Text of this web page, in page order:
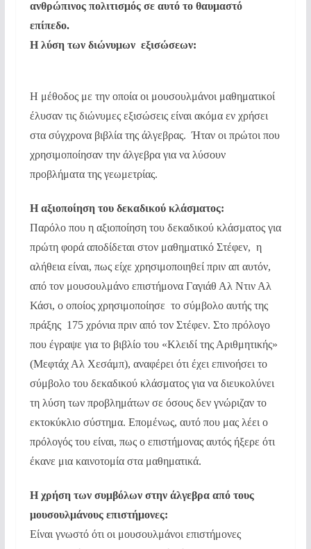
ανθρώπινος πολιτισμός σε αυτό το θαυμαστό
επίπεδο.
Η λύση των διώνυμων εξισώσεων:
Η μέθοδος με την οποία οι μουσουλμάνοι μαθηματικοί
έλυσαν τις διώνυμες εξισώσεις είναι ακόμα εν χρήσει
στα σύγχρονα βιβλία της άλγεβρας. Ήταν οι πρώτοι που
χρησιμοποίησαν την άλγεβρα για να λύσουν
προβλήματα της γεωμετρίας.
Η αξιοποίηση του δεκαδικού κλάσματος:
Παρόλο που η αξιοποίηση του δεκαδικού κλάσματος για
πρώτη φορά αποδίδεται στον μαθηματικό Στέφεν, η
αλήθεια είναι, πως είχε χρησιμοποιηθεί πριν απ αυτόν,
από τον μουσουλμάνο επιστήμονα Γαγιάθ Αλ Ντιν Αλ
Κάσι, ο οποίος χρησιμοποίησε το σύμβολο αυτής της
πράξης 175 χρόνια πριν από τον Στέφεν. Στο πρόλογο
που έγραψε για το βιβλίο του «Κλειδί της Αριθμητικής»
(Μεφτάχ Αλ Χεσάμπ), αναφέρει ότι έχει επινοήσει το
σύμβολο του δεκαδικού κλάσματος για να διευκολύνει
τη λύση των προβλημάτων σε όσους δεν γνώριζαν το
εκτοκύκλιο σύστημα. Επομένως, αυτό που μας λέει ο
πρόλογός του είναι, πως ο επιστήμονας αυτός ήξερε ότι
έκανε μια καινοτομία στα μαθηματικά.
Η χρήση των συμβόλων στην άλγεβρα από τους
μουσουλμάνους επιστήμονες:
Είναι γνωστό ότι οι μουσουλμάνοι επιστήμονες